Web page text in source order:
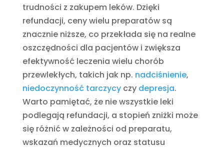
trudności z zakupem leków. Dzięki
refundacji, ceny wielu preparatów są
znacznie niższe, co przekłada się na realne
oszczędności dla pacjentów i zwiększa
efektywność leczenia wielu chorób
przewlekłych, takich jak np. nadciśnienie,
niedoczynność tarczycyczy depresja.
Warto pamiętać, że nie wszystkie leki
podlegają refundacji, a stopień zniżki może
się różnić w zależności od preparatu,
wskazań medycznych oraz statusu